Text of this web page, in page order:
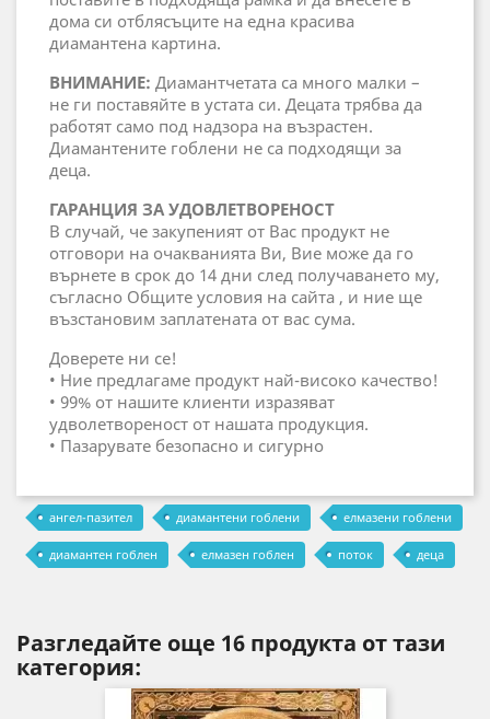
дома си отблясъците на една красива
диамантена картина.
ВНИМАНИЕ: Диамантчетата са много малки –
не ги поставяйте в устата си. Децата трябва да
работят само под надзора на възрастен.
Диамантените гоблени не са подходящи за
деца.
ГАРАНЦИЯ ЗА УДОВЛЕТВОРЕНОСТ
В случай, че закупеният от Вас продукт не
отговори на очакванията Ви, Вие може да го
върнете в срок до 14 дни след получаването му,
съгласно Общите условия на сайта , и ние ще
възстановим заплатената от вас сума.
Доверете ни се!
• Ние предлагаме продукт най-високо качество!
• 99% от нашите клиенти изразяват
удволетвореност от нашата продукция.
• Пазарувате безопасно и сигурно
ангел-пазител диамантени гоблени елмазени гоблени
диамантен гоблен елмазен гоблен поток деца
Разгледайте още 16 продукта от тази
категория: